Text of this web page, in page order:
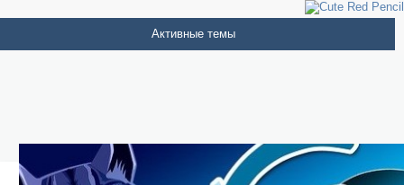
Активные темы